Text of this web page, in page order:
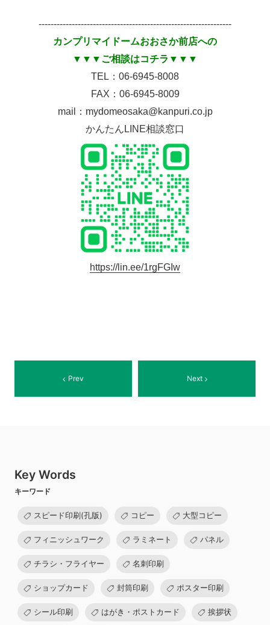
----------------------------------------------------------------
カンプリマイドームおおさか前店への
▼▼▼ご相談はコチラ▼▼▼
TEL：06-6945-8008
FAX：06-6945-8009
mail：mydomeosaka@kanpuri.co.jp
かんたんLINE相談窓口
https://lin.ee/1rgFGIw
Prev Next
Key Words
キーワード
スピード印刷(孔版) コピー 大型コピー
フィニッシュワーク ラミネート パネル
チラシ・フライヤー 名刺印刷
ショップカード 封筒印刷 ポスター印刷
シール印刷 はがき・ポストカード 挨拶状